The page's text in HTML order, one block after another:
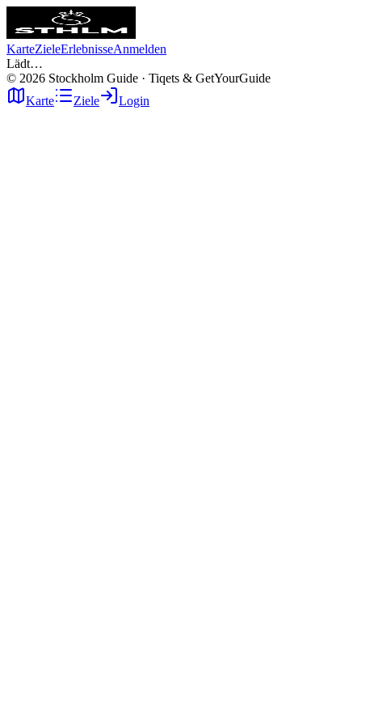
KarteZieleErlebnisseAnmelden
Lädt…
© 2026 Stockholm Guide · Tiqets & GetYourGuide
Karte
Ziele Login